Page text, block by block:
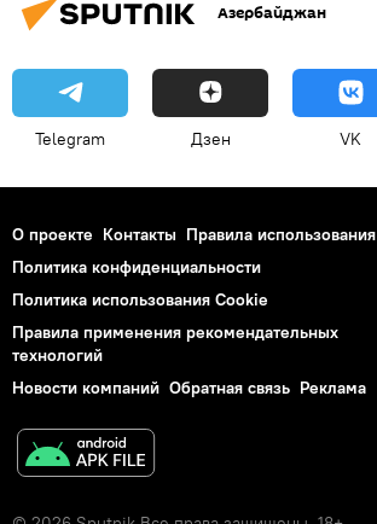
Азербайджан
Telegram Дзен VK
О проекте Контакты Правила использования
Политика конфиденциальности
Политика использования Cookie
Правила применения рекомендательных
технологий
Новости компаний Обратная связь Реклама